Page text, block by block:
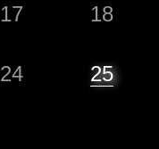
17 18
24 25